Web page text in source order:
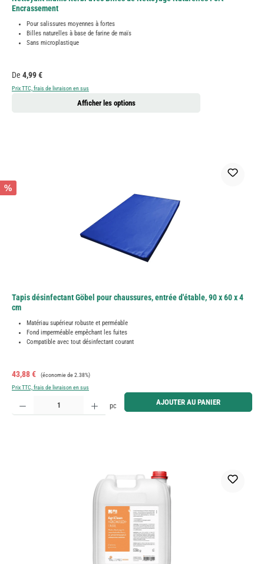
Encrassement
Pour salissures moyennes à fortes
Billes naturelles à base de farine de maïs
Sans microplastique
Prix régulier :
De 4,99 €
Prix TTC, frais de livraison en sus
Afficher les options
%
Tapis désinfectant Göbel pour chaussures, entrée d'étable, 90 x 60 x 4
cm
Matériau supérieur robuste et perméable
Fond imperméable empêchant les fuites
Compatible avec tout désinfectant courant
Prix de vente :
43,88 € Prix régulier :
(économie de 2.38%)
Prix TTC, frais de livraison en sus
Quantité de produit : Entrez la quantité souhaitée ou utilisez les boutons pour augmenter ou
pc AJOUTER AU PANIER